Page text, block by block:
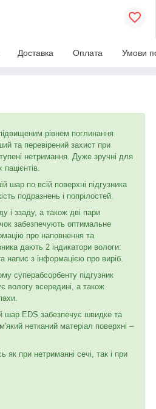
Доставка Оплата Умови
рівнем поглинання
та перевірений захист при
нетримання. Дуже зручні для
шар по всій поверхні підгузника
подразнень і попрілостей.
і ззаду, а також дві пари
забезпечують оптимальне
про наповнення та
дають 2 індикатори вологи:
напис з інформацією про виріб.
суперабсорбенту підгузник
вологу всередині, а також
шар EDS забезпечує швидке та
нетканий матеріал поверхні –
як при нетриманні сечі, так і при